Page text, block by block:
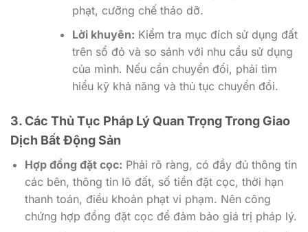
phạt, cưỡng chế tháo dỡ.
Lời khuyên: Kiểm tra mục đích sử dụng đất
trên sổ đỏ và so sánh với nhu cầu sử dụng
của mình. Nếu cần chuyển đổi, phải tìm
hiểu kỹ khả năng và thủ tục chuyển đổi.
3. Các Thủ Tục Pháp Lý Quan Trọng Trong Giao
Dịch Bất Động Sản
Hợp đồng đặt cọc: Phải rõ ràng, có đầy đủ thông tin
các bên, thông tin lô đất, số tiền đặt cọc, thời hạn
thanh toán, điều khoản phạt vi phạm. Nên công
chứng hợp đồng đặt cọc để đảm bảo giá trị pháp lý.